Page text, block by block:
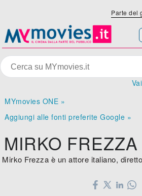
Parte del
MYmovies ONE »
Aggiungi alle fonti preferite Google »
MIRKO FREZZA
Mirko Frezza è un attore italiano,